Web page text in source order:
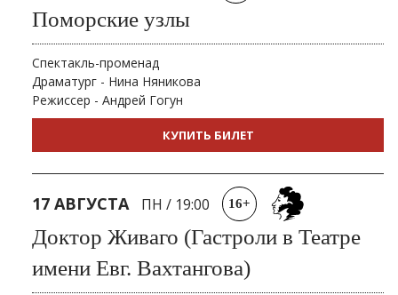
Поморские узлы
Спектакль-променад
Драматург - Нина Няникова
Режиссер - Андрей Гогун
КУПИТЬ БИЛЕТ
17 АВГУСТА ПН / 19:00 16+
Доктор Живаго (Гастроли в Театре
имени Евг. Вахтангова)